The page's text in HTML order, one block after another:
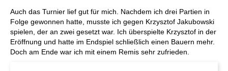
Auch das Turnier lief gut für mich. Nachdem ich drei Partien in
Folge gewonnen hatte, musste ich gegen Krzysztof Jakubowski
spielen, der an zwei gesetzt war. Ich überspielte Krzysztof in der
Eröffnung und hatte im Endspiel schließlich einen Bauern mehr.
Doch am Ende war ich mit einem Remis sehr zufrieden.